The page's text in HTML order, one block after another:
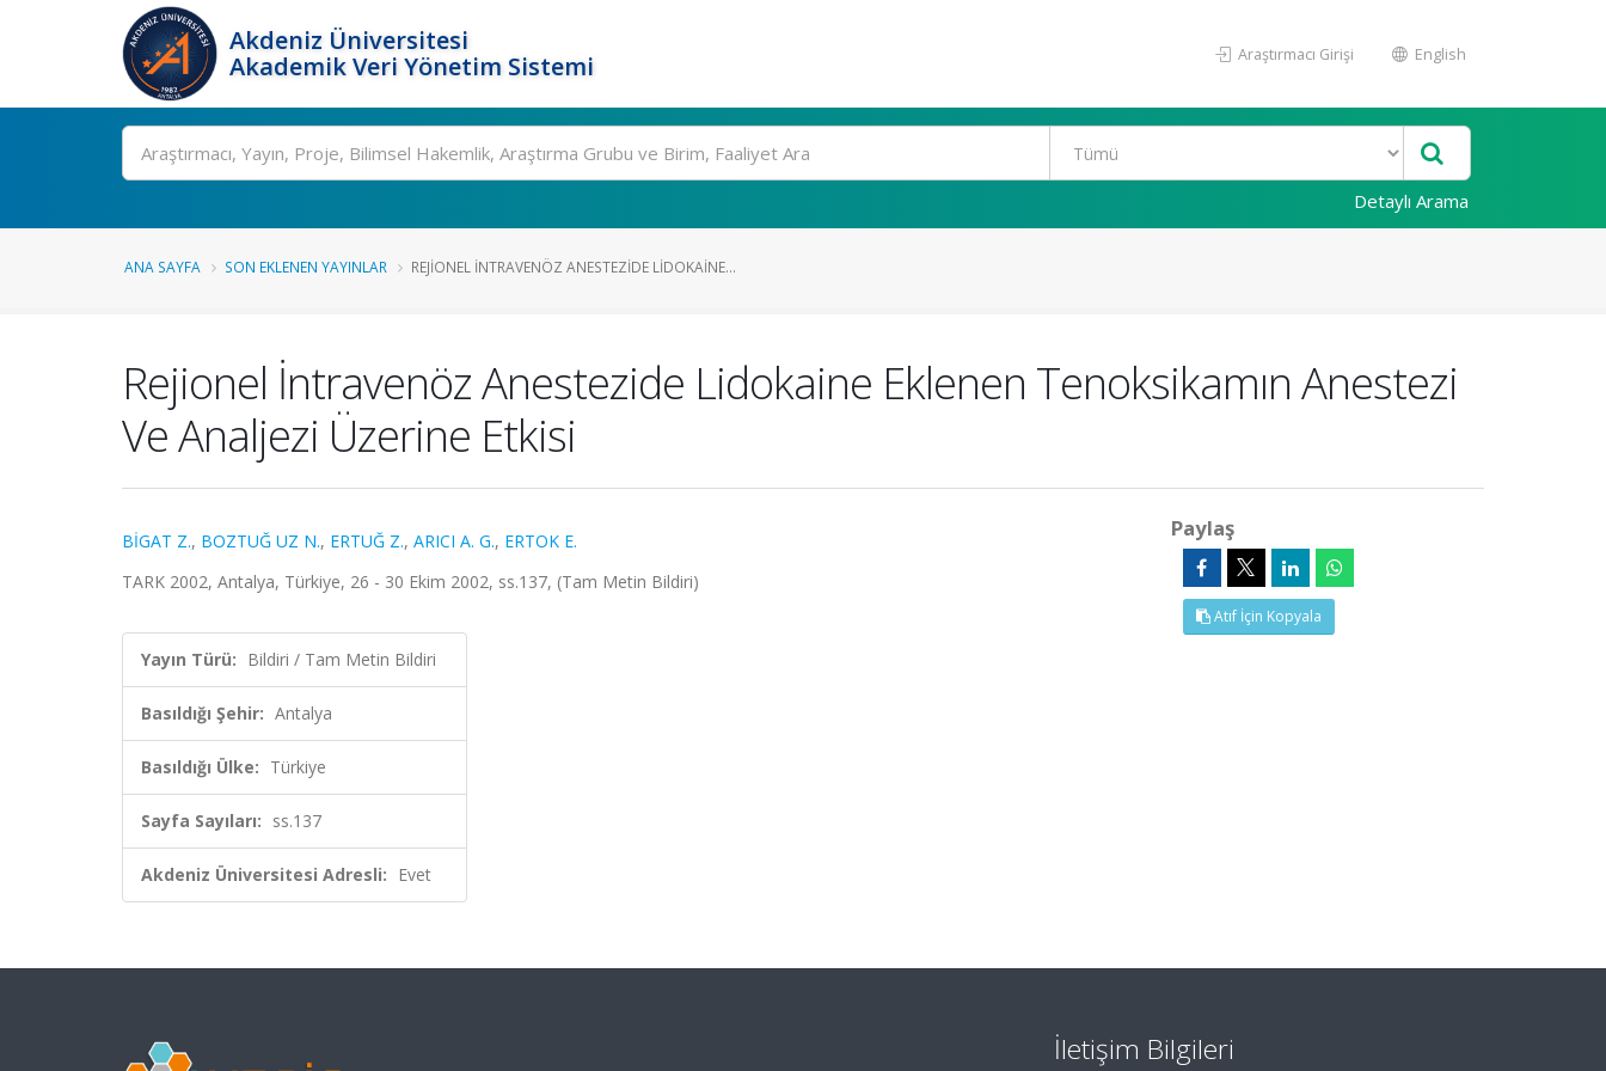
Akdeniz Üniversitesi
Akademik Veri Yönetim Sistemi
Araştırmacı Girişi English
Ara
Detaylı Arama
ANA SAYFA SON EKLENEN YAYINLAR REJIONEL İNTRAVENÖZ ANESTEZIDE LIDOKAINE...
Rejionel İntravenöz Anestezide Lidokaine Eklenen Tenoksikamın Anestezi
Ve Analjezi Üzerine Etkisi
BİGAT Z., BOZTUĞ UZ N., ERTUĞ Z., ARICI A. G., ERTOK E.
TARK 2002, Antalya, Türkiye, 26 - 30 Ekim 2002, ss.137, (Tam Metin Bildiri)
Yayın Türü: Bildiri / Tam Metin Bildiri
Basıldığı Şehir: Antalya
Basıldığı Ülke: Türkiye
Sayfa Sayıları: ss.137
Akdeniz Üniversitesi Adresli: Evet
Paylaş
Atıf İçin Kopyala
İletişim Bilgileri